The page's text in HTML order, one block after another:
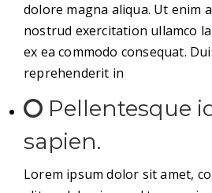
dolore magna aliqua. Ut enim
nostrud exercitation ullamco
ex ea commodo consequat.
reprehenderit in
Pellentesque
sapien.
Lorem ipsum dolor sit amet,